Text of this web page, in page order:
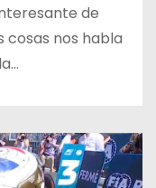
de
cosas nos habla